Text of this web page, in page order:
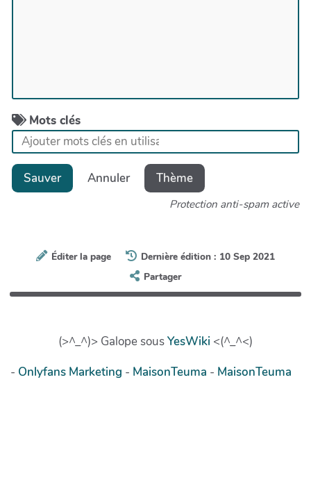
Mots clés
Sauver Annuler Thème
Protection anti-spam active
Éditer la page
Dernière édition : 10 Sep 2021
Partager
(>^_^)> Galope sousYesWiki <(^_^<)
- Onlyfans Marketing - MaisonTeuma - MaisonTeuma